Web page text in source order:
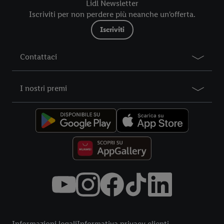
Lidl Newsletter
Iscriviti per non perdere più neanche un'offerta.
Iscriviti
Contattaci
I nostri premi
nostre informazioni legali sono consultabili qui.